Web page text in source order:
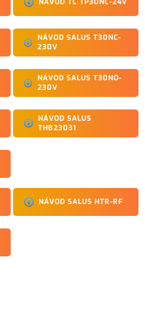
NÁVOD TC TP30NC-24V
NÁVOD SALUS T30NC-
230V
NÁVOD SALUS T30NO-
230V
NÁVOD SALUS
THB23031
NÁVOD SALUS HTR-RF